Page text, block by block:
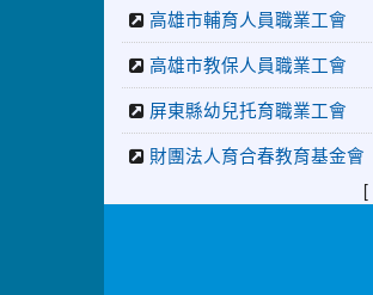
高雄市輔育人員職業工會
高雄市教保人員職業工會
屏東縣幼兒托育職業工會
財團法人育合春教育基金會
[